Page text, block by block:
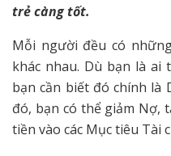
trẻ càng tốt.
Mỗi người đều có
khác nhau. Dù bạn là ai
bạn cần biết đó chính là
đó, bạn có thể giảm Nợ,
tiền vào các Mục tiêu Tài